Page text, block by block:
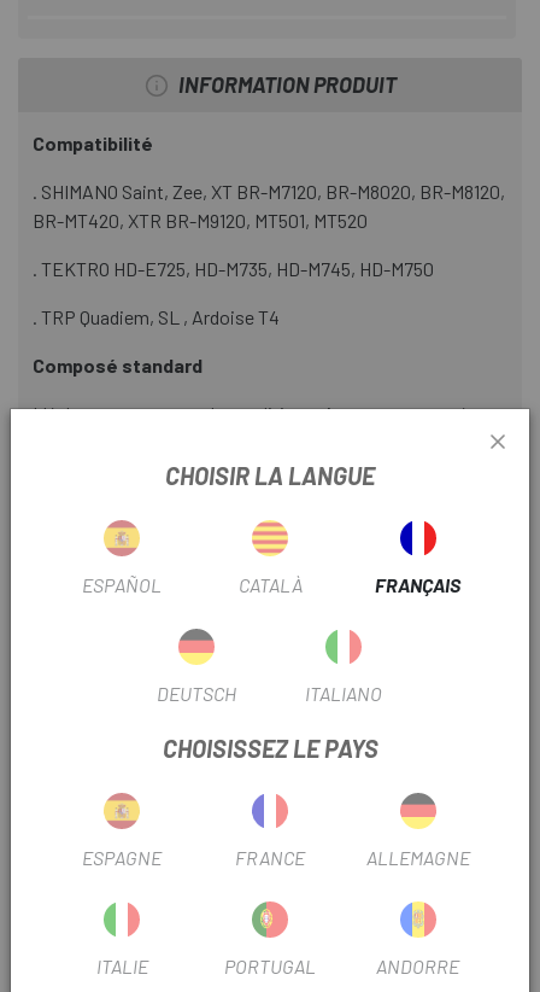
INFORMATION PRODUIT
Compatibilité
. SHIMANO Saint, Zee, XT BR-M7120, BR-M8020, BR-M8120,
BR-MT420, XTR BR-M9120, MT501, MT520
. TEKTRO HD-E725, HD-M735, HD-M745, HD-M750
. TRP Quadiem, SL , Ardoise T4
Composé standard
Idéal pour tous types de conditions. Avec ce composé,
atteint, permettant un freinage progressif mais cohérent.
efficacité et durabilité. Idéal pour tous types de situations
et pour les utilisateurs de niveau amateur.
composés Galfer Bike
. Composé organique semi-métallique (sans amiante).
améliorées.
. Minimisation des vibrations dans la partie cycle.
. Moins d'usure des disques de frein.
CHOISIR LA LANGUE
ESPAÑOL CATALÀ FRANÇAIS
DEUTSCH ITALIANO
CHOISISSEZ LE PAYS
ESPAGNE FRANCE ALLEMAGNE
ITALIE PORTUGAL ANDORRE